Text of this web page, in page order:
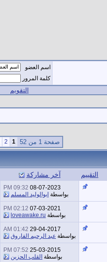
اسم العضو
كلمة المرور
التقويم
صفحة 1 من 52 1
2
التقييم آخر مشاركة
08-07-2023
09:32 PM
بواسطة ابوالوليد المسلم
07-03-2021
02:12 PM
بواسطة loveawake.ru
29-04-2017
01:42 AM
بواسطة عبد الرحيم الفاروق
25-03-2015
07:52 PM
بواسطة القلب الحزين